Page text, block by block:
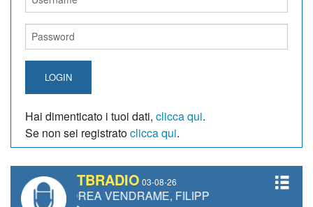
LOGIN
Hai dimenticato i tuoi dati, clicca qui.
Se non sei registratoclicca qui.
TBRADIO 03-08-26
VENDRAME, FILIPPO FIORELLI